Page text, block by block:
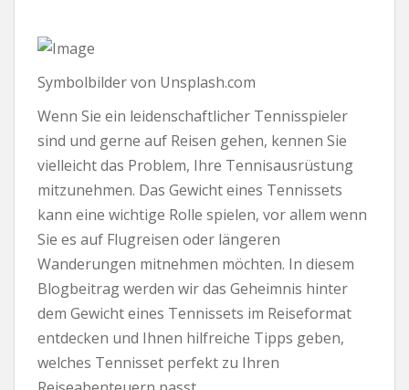
Symbolbilder von Unsplash.com
Wenn Sie ein leidenschaftlicher Tennisspieler
sind und gerne auf Reisen gehen, kennen Sie
vielleicht das Problem, Ihre Tennisausrüstung
mitzunehmen. Das Gewicht eines Tennissets
kann eine wichtige Rolle spielen, vor allem wenn
Sie es auf Flugreisen oder längeren
Wanderungen mitnehmen möchten. In diesem
Blogbeitrag werden wir das Geheimnis hinter
dem Gewicht eines Tennissets im Reiseformat
entdecken und Ihnen hilfreiche Tipps geben,
welches Tennisset perfekt zu Ihren